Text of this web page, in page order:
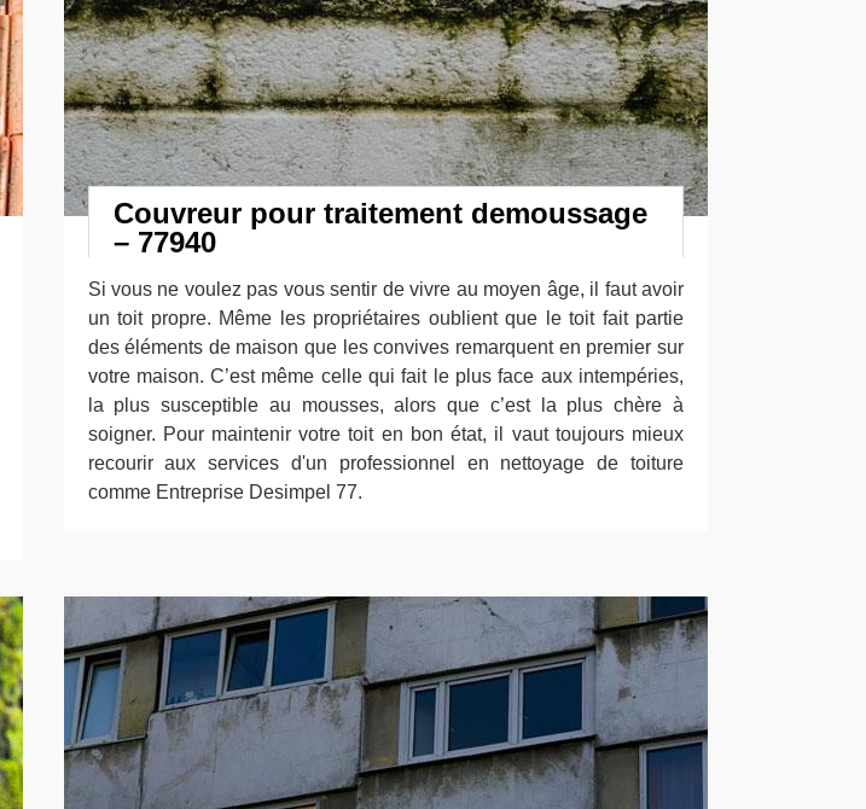
Couvreur pour traitement demoussage
– 77940
Si vous ne voulez pas vous sentir de vivre au moyen âge, il faut avoir
un toit propre. Même les propriétaires oublient que le toit fait partie
des éléments de maison que les convives remarquent en premier sur
votre maison. C’est même celle qui fait le plus face aux intempéries,
la plus susceptible au mousses, alors que c’est la plus chère à
soigner. Pour maintenir votre toit en bon état, il vaut toujours mieux
recourir aux services d'un professionnel en nettoyage de toiture
comme Entreprise Desimpel 77.